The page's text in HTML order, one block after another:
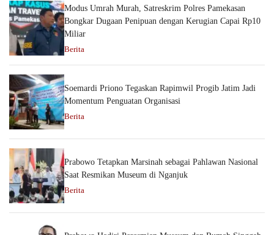
Modus Umrah Murah, Satreskrim Polres Pamekasan
Bongkar Dugaan Penipuan dengan Kerugian Capai Rp10
Miliar
Berita
Soemardi Priono Tegaskan Rapimwil Progib Jatim Jadi
Momentum Penguatan Organisasi
Berita
Prabowo Tetapkan Marsinah sebagai Pahlawan Nasional
Saat Resmikan Museum di Nganjuk
Berita